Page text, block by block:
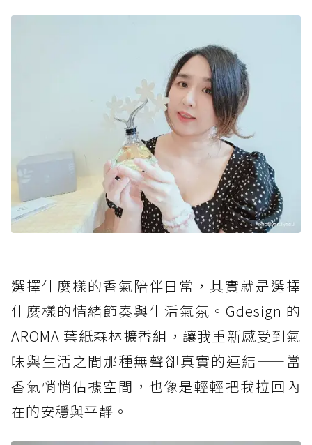
選擇什麼樣的香氣陪伴日常，其實就是選擇
什麼樣的情緒節奏與生活氣氛。Gdesign 的
AROMA 葉紙森林擴香組，讓我重新感受到氣
味與生活之間那種無聲卻真實的連結——當
香氣悄悄佔據空間，也像是輕輕把我拉回內
在的安穩與平靜。